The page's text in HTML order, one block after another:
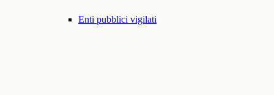
Enti pubblici vigilati